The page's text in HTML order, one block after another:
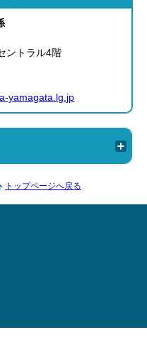
ントラル4階
yamagata.lg.jp
トップページへ戻る